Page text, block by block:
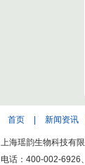
首页 新闻资讯
上海瑶韵生物科技有
电话：400-002-6926